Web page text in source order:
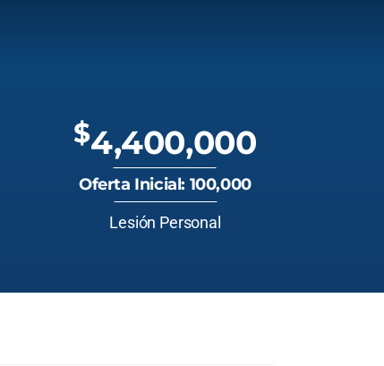
$4,400,000
Oferta Inicial: 100,000
Lesión Personal